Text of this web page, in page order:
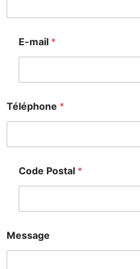
E-mail *
Téléphone *
Code Postal *
Message